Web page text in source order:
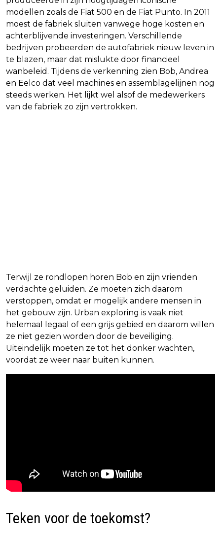
modellen zoals de Fiat 500 en de Fiat Punto. In 2011
moest de fabriek sluiten vanwege hoge kosten en
achterblijvende investeringen. Verschillende
bedrijven probeerden de autofabriek nieuw leven in
te blazen, maar dat mislukte door financieel
wanbeleid. Tijdens de verkenning zien Bob, Andrea
en Eelco dat veel machines en assemblagelijnen nog
steeds werken. Het lijkt wel alsof de medewerkers
van de fabriek zo zijn vertrokken.
Terwijl ze rondlopen horen Bob en zijn vrienden
verdachte geluiden. Ze moeten zich daarom
verstoppen, omdat er mogelijk andere mensen in
het gebouw zijn. Urban exploring is vaak niet
helemaal legaal of een grijs gebied en daarom willen
ze niet gezien worden door de beveiliging.
Uiteindelijk moeten ze tot het donker wachten,
voordat ze weer naar buiten kunnen.
Teken voor de toekomst?